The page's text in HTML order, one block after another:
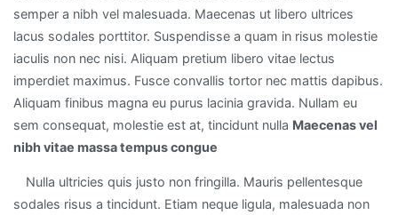
semper a nibh vel malesuada. Maecenas ut libero ultrices
lacus sodales porttitor. Suspendisse a quam in risus molestie
iaculis non nec nisi. Aliquam pretium libero vitae lectus
imperdiet maximus. Fusce convallis tortor nec mattis dapibus.
Aliquam finibus magna eu purus lacinia gravida. Nullam eu
sem consequat, molestie est at, tincidunt nulla Maecenas vel
nibh vitae massa tempus congue
Nulla ultricies quis justo non fringilla. Mauris pellentesque
sodales risus a tincidunt. Etiam neque ligula, malesuada non